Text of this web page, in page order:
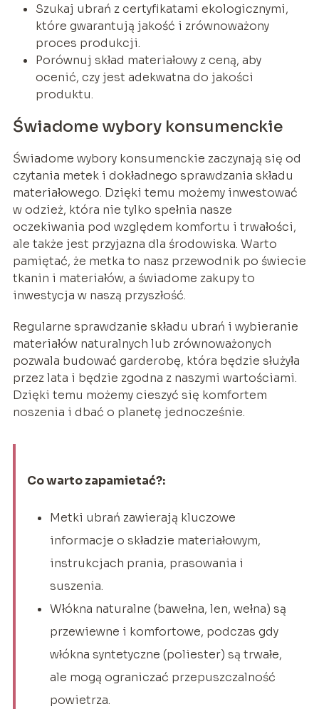
Szukaj ubrań z certyfikatami ekologicznymi,
które gwarantują jakość i zrównoważony
proces produkcji.
Porównuj skład materiałowy z ceną, aby
ocenić, czy jest adekwatna do jakości
produktu.
Świadome wybory konsumenckie
Świadome wybory konsumenckie zaczynają się od
czytania metek i dokładnego sprawdzania składu
materiałowego. Dzięki temu możemy inwestować
w odzież, która nie tylko spełnia nasze
oczekiwania pod względem komfortu i trwałości,
ale także jest przyjazna dla środowiska. Warto
pamiętać, że metka to nasz przewodnik po świecie
tkanin i materiałów, a świadome zakupy to
inwestycja w naszą przyszłość.
Regularne sprawdzanie składu ubrań i wybieranie
materiałów naturalnych lub zrównoważonych
pozwala budować garderobę, która będzie służyła
przez lata i będzie zgodna z naszymi wartościami.
Dzięki temu możemy cieszyć się komfortem
noszenia i dbać o planetę jednocześnie.
Co warto zapamietać?:
Metki ubrań zawierają kluczowe
informacje o składzie materiałowym,
instrukcjach prania, prasowania i
suszenia.
Włókna naturalne (bawełna, len, wełna) są
przewiewne i komfortowe, podczas gdy
włókna syntetyczne (poliester) są trwałe,
ale mogą ograniczać przepuszczalność
powietrza.